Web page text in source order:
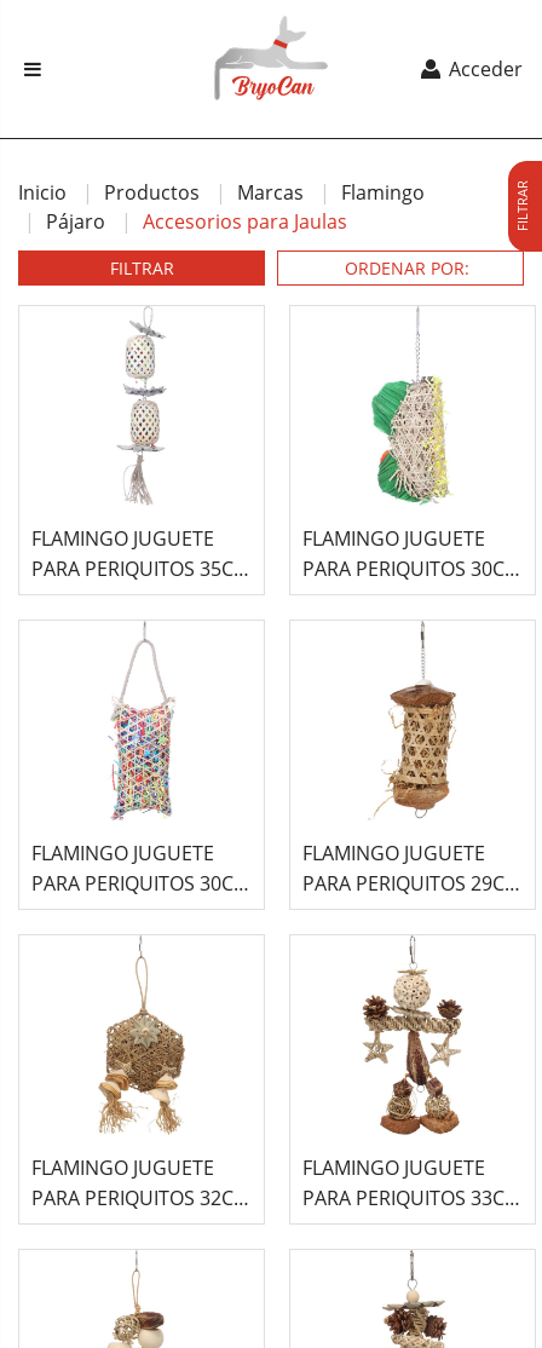
Acceder
Inicio Productos Marcas
Flamingo
Pájaro
Accesorios para Jaulas
FILTRAR
FILTRAR
FLAMINGO JUGUETE
PARA PERIQUITOS 35CM
-RIGA-
FLAMINGO JUGUETE
PARA PERIQUITOS 30CM
-TIRANA-
FLAMINGO JUGUETE
PARA PERIQUITOS 30CM
-AMARA-
FLAMINGO JUGUETE
PARA PERIQUITOS 29CM
-OCA-
FLAMINGO JUGUETE
PARA PERIQUITOS 32CM
-LUZ-
FLAMINGO JUGUETE
PARA PERIQUITOS 33CM
-KIKO-